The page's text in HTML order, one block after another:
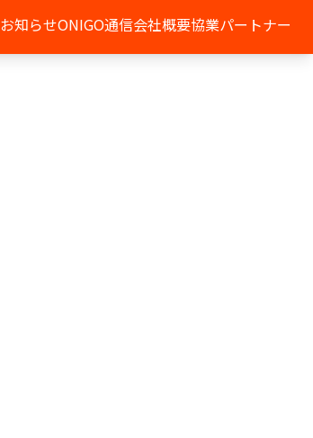
お知らせONIGO通信会社概要協業パートナー